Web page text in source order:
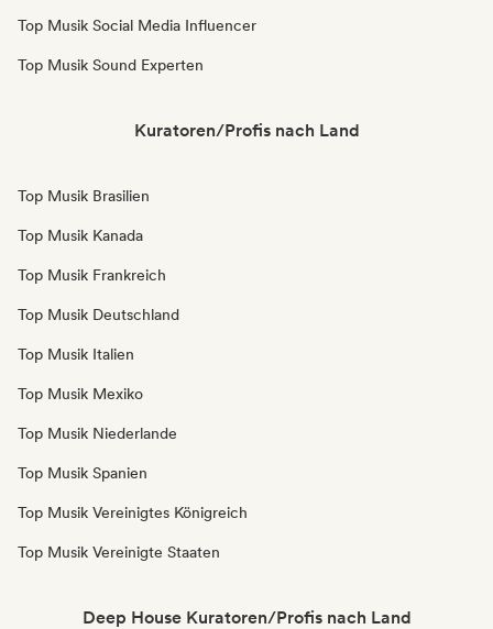
Top Musik Social Media Influencer
Top Musik Sound Experten
Kuratoren/Profis nach Land
Top Musik Brasilien
Top Musik Kanada
Top Musik Frankreich
Top Musik Deutschland
Top Musik Italien
Top Musik Mexiko
Top Musik Niederlande
Top Musik Spanien
Top Musik Vereinigtes Königreich
Top Musik Vereinigte Staaten
Deep House Kuratoren/Profis nach Land